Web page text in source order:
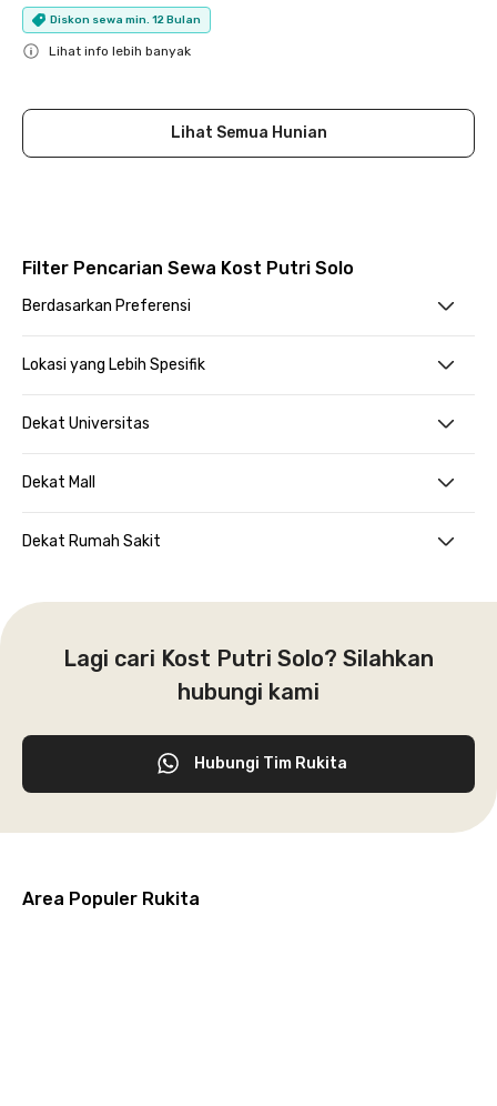
Diskon sewa min. 12 Bulan
Lihat info lebih banyak
Lihat Semua Hunian
Filter Pencarian Sewa Kost Putri Solo
Berdasarkan Preferensi
Lokasi yang Lebih Spesifik
Dekat Universitas
Dekat Mall
Dekat Rumah Sakit
Lagi cari Kost Putri Solo? Silahkan
hubungi kami
Hubungi Tim Rukita
Area Populer Rukita